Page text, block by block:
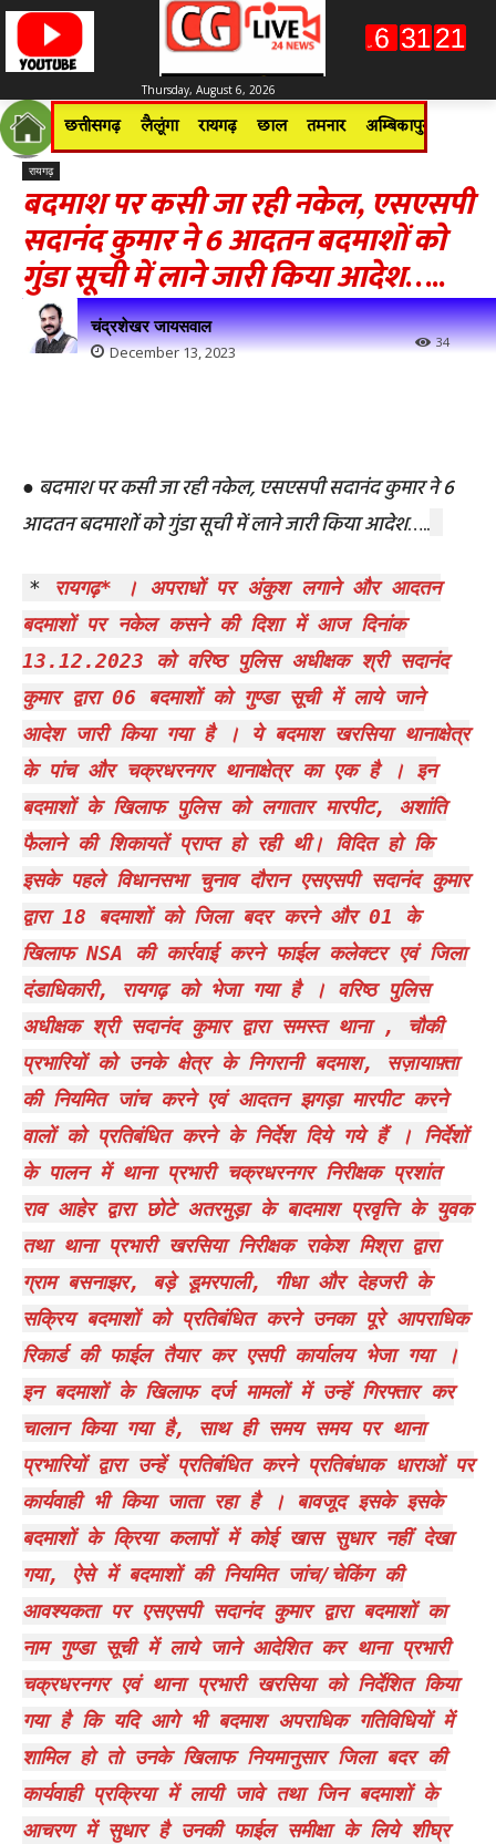
Thursday, August 6, 2026
छत्तीसगढ़ लैलूंगा रायगढ़ छाल तमनार अम्बिकापुर
रायगढ़
बदमाश पर कसी जा रही नकेल, एसएसपी
सदानंद कुमार ने 6 आदतन बदमाशों को
गुंडा सूची में लाने जारी किया आदेश…..
चंद्रशेखर जायसवाल
December 13, 2023 34
● बदमाश पर कसी जा रही नकेल, एसएसपी सदानंद कुमार ने 6
आदतन बदमाशों को गुंडा सूची में लाने जारी किया आदेश…..
*
रायगढ़* । अपराधों पर अंकुश लगाने और आदतन
बदमाशों पर नकेल कसने की दिशा में आज दिनांक
13.12.2023 को वरिष्ठ पुलिस अधीक्षक श्री सदानंद
कुमार द्वारा 06 बदमाशों को गुण्डा सूची में लाये जाने
आदेश जारी किया गया है । ये बदमाश खरसिया थानाक्षेत्र
के पांच और चक्रधरनगर थानाक्षेत्र का एक है । इन
बदमाशों के खिलाफ पुलिस को लगातार मारपीट, अशांति
फैलाने की शिकायतें प्राप्त हो रही थी। विदित हो कि
इसके पहले विधानसभा चुनाव दौरान एसएसपी सदानंद कुमार
द्वारा 18 बदमाशों को जिला बदर करने और 01 के
खिलाफ NSA की कार्रवाई करने फाईल कलेक्टर एवं जिला
दंडाधिकारी, रायगढ़ को भेजा गया है । वरिष्ठ पुलिस
अधीक्षक श्री सदानंद कुमार द्वारा समस्त थाना , चौकी
प्रभारियों को उनके क्षेत्र के निगरानी बदमाश, सज़ायाफ़्ता
की नियमित जांच करने एवं आदतन झगड़ा मारपीट करने
वालों को प्रतिबंधित करने के निर्देश दिये गये हैं । निर्देशों
के पालन में थाना प्रभारी चक्रधरनगर निरीक्षक प्रशांत
राव आहेर द्वारा छोटे अतरमुड़ा के बादमाश प्रवृत्ति के युवक
तथा थाना प्रभारी खरसिया निरीक्षक राकेश मिश्रा द्वारा
ग्राम बसनाझर, बड़े डूमरपाली, गीधा और देहजरी के
सक्रिय बदमाशों को प्रतिबंधित करने उनका पूरे आपराधिक
रिकार्ड की फाईल तैयार कर एसपी कार्यालय भेजा गया ।
इन बदमाशों के खिलाफ दर्ज मामलों में उन्हें गिरफ्तार कर
चालान किया गया है, साथ ही समय समय पर थाना
प्रभारियों द्वारा उन्हें प्रतिबंधित करने प्रतिबंधाक धाराओं पर
कार्यवाही भी किया जाता रहा है । बावजूद इसके इसके
बदमाशों के क्रिया कलापों में कोई खास सुधार नहीं देखा
गया, ऐसे में बदमाशों की नियमित जांच/चेकिंग की
आवश्यकता पर एसएसपी सदानंद कुमार द्वारा बदमाशों का
नाम गुण्डा सूची में लाये जाने आदेशित कर थाना प्रभारी
चक्रधरनगर एवं थाना प्रभारी खरसिया को निर्देशित किया
गया है कि यदि आगे भी बदमाश अपराधिक गतिविधियों में
शामिल हो तो उनके खिलाफ नियमानुसार जिला बदर की
कार्यवाही प्रक्रिया में लायी जावे तथा जिन बदमाशों के
आचरण में सुधार है उनकी फाईल समीक्षा के लिये शीघ्र